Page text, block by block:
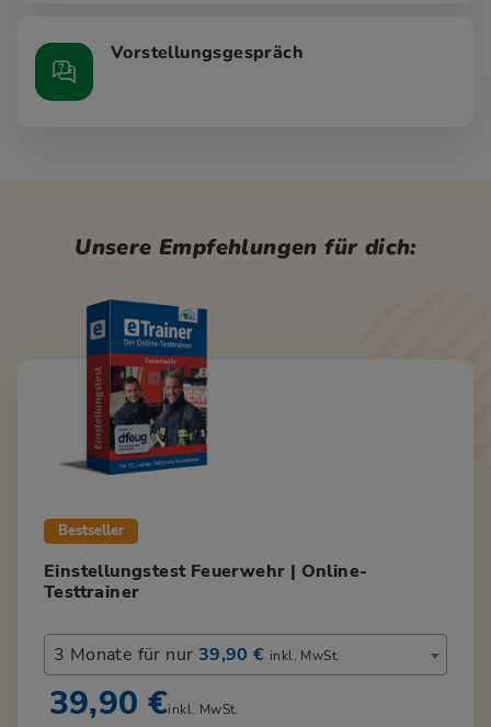
Vorstellungsgespräch
Unsere Empfehlungen für dich:
Bestseller
Einstellungstest Feuerwehr | Online-
Testtrainer
3 Monate für nur 39,90 € inkl. MwSt.
39,90 €inkl. MwSt.